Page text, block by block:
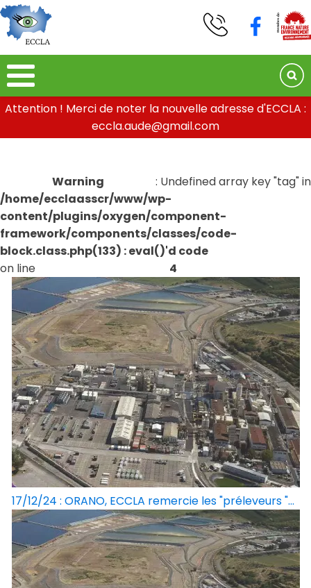
Attention ! Merci de noter la nouvelle adresse d'ECCLA :
eccla.aude@gmail.com
Warning
: Undefined array key "tag" in
/home/ecclaasscr/www/wp-
content/plugins/oxygen/component-
framework/components/classes/code-
block.class.php(133) : eval()'d code
on line
4
17/12/24 : ORANO, ECCLA remercie les "préleveurs "...